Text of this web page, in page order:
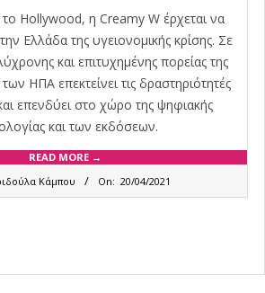
Hollywood, η Creamy W έρχεται να
Ελλάδα της υγειονομικής κρίσης. Σε
και επιτυχημένης πορείας της
ΗΠΑ επεκτείνει τις δραστηριότητές
επενδύει στο χώρο της ψηφιακής
και των εκδόσεων.
READ MORE →
Κάμπου On: 20/04/2021